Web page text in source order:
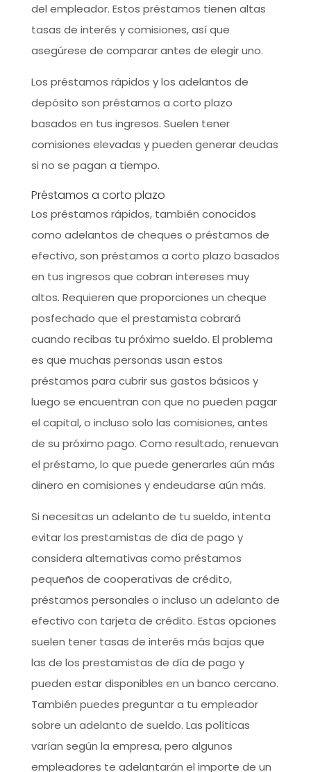
del empleador. Estos préstamos tienen altas
tasas de interés y comisiones, así que
asegúrese de comparar antes de elegir uno.
Los préstamos rápidos y los adelantos de
depósito son préstamos a corto plazo
basados ​​en tus ingresos. Suelen tener
comisiones elevadas y pueden generar deudas
si no se pagan a tiempo.
Préstamos a corto plazo
Los préstamos rápidos, también conocidos
como adelantos de cheques o préstamos de
efectivo, son préstamos a corto plazo basados
​​en tus ingresos que cobran intereses muy
altos. Requieren que proporciones un cheque
posfechado que el prestamista cobrará
cuando recibas tu próximo sueldo. El problema
es que muchas personas usan estos
préstamos para cubrir sus gastos básicos y
luego se encuentran con que no pueden pagar
el capital, o incluso solo las comisiones, antes
de su próximo pago. Como resultado, renuevan
el préstamo, lo que puede generarles aún más
dinero en comisiones y endeudarse aún más.
Si necesitas un adelanto de tu sueldo, intenta
evitar los prestamistas de día de pago y
considera alternativas como préstamos
pequeños de cooperativas de crédito,
préstamos personales o incluso un adelanto de
efectivo con tarjeta de crédito. Estas opciones
suelen tener tasas de interés más bajas que
las de los prestamistas de día de pago y
pueden estar disponibles en un banco cercano.
También puedes preguntar a tu empleador
sobre un adelanto de sueldo. Las políticas
varían según la empresa, pero algunos
empleadores te adelantarán el importe de un